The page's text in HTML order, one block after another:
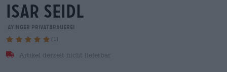
isar seidl
Ayinger Privatbrauerei
(1)
Artikel derzeit nicht lieferbar